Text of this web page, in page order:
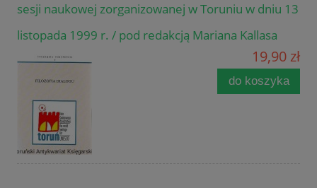
sesji naukowej zorganizowanej w Toruniu w dniu 13
listopada 1999 r. / pod redakcją Mariana Kallasa
19,90 zł
do koszyka